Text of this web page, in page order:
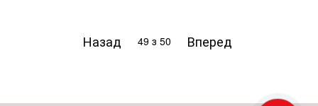
Назад 49 з 50 Вперед